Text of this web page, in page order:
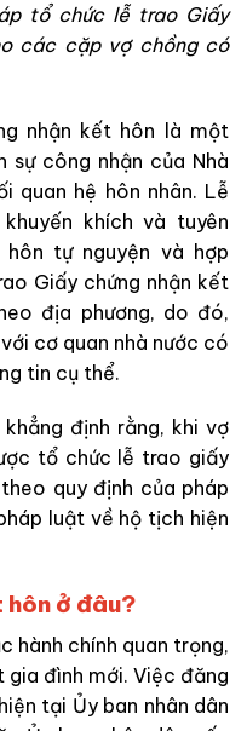
tổ chức lễ trao Giấy
các cặp vợ chồng có
nhận kết hôn là một
sự công nhận của Nhà
quan hệ hôn nhân. Lễ
khích và tuyên
tự nguyện và hợp
Giấy chứng nhận kết
địa phương, do đó,
cơ quan nhà nước có
tin cụ thể.
định rằng, khi vợ
tổ chức lễ trao giấy
quy định của pháp
luật về hộ tịch hiện
ở đâu?
hành chính quan trọng,
gia đình mới. Việc đăng
tại Ủy ban nhân dân